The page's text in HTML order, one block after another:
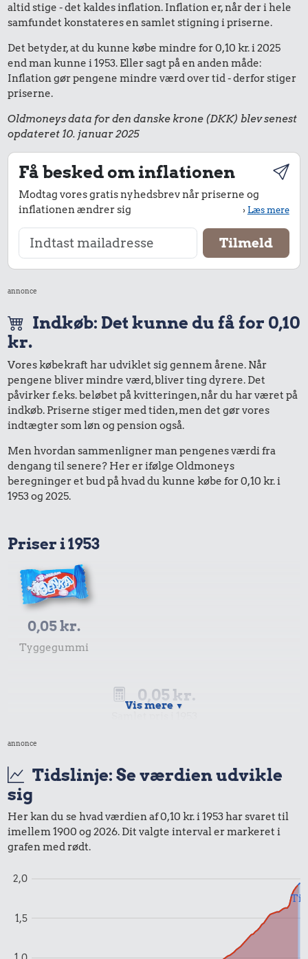
altid stige - det kaldes inflation. Inflation er, når der i hele
samfundet konstateres en samlet stigning i priserne.
Det betyder, at du kunne købe mindre for 0,10 kr. i 2025
end man kunne i 1953. Eller sagt på en anden måde:
Inflation gør pengene mindre værd over tid - derfor stiger
priserne.
Oldmoneys data for den danske krone (DKK) blev senest
opdateret 10. januar 2025
Få besked om inflationen
Modtag vores gratis nyhedsbrev når priserne og
inflationen ændrer sig
›Læs mere
annonce
Indkøb: Det kunne du få for 0,10
kr.
Vores købekraft har udviklet sig gennem årene. Når
pengene bliver mindre værd, bliver ting dyrere. Det
påvirker f.eks. beløbet på kvitteringen, når du har været på
indkøb. Priserne stiger med tiden, men det gør vores
indtægter som løn og pension også.
Men hvordan sammenligner man pengenes værdi fra
dengang til senere? Her er ifølge Oldmoneys
beregninger et bud på hvad du kunne købe for 0,10 kr. i
1953 og 2025.
Priser i 1953
0,05 kr.
Tyggegummi
0,05 kr.
Priser i 2025
Samlet pris i 2025
Vis mere ▼
annonce
Tidslinje: Se værdien udvikle
sig
Her kan du se hvad værdien af 0,10 kr. i 1953 har svaret til
imellem 1900 og 2026. Dit valgte interval er markeret i
grafen med rødt.
1,5
2,0
Til